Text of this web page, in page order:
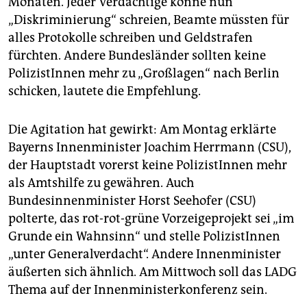
„Diskriminierung“ schreien, Beamte müssten für
alles Protokolle schreiben und Geldstrafen
fürchten. Andere Bundesländer sollten keine
PolizistInnen mehr zu „Großlagen“ nach Berlin
schicken, lautete die Empfehlung.
Die Agitation hat gewirkt: Am Montag erklärte
Bayerns Innenminister Joachim Herrmann (CSU),
der Hauptstadt vorerst keine PolizistInnen mehr
als Amtshilfe zu gewähren. Auch
Bundesinnenminister Horst Seehofer (CSU)
polterte, das rot-rot-grüne Vorzeigeprojekt sei „im
Grunde ein Wahnsinn“ und stelle PolizistInnen
„unter Generalverdacht“. Andere Innenminister
äußerten sich ähnlich. Am Mittwoch soll das LADG
Thema auf der Innenministerkonferenz sein.